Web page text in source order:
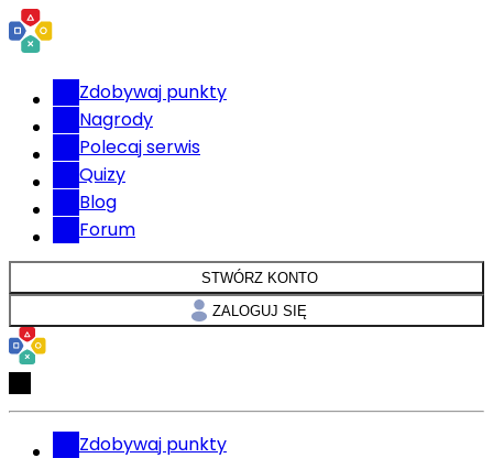
Zdobywaj punkty
Nagrody
Polecaj serwis
Quizy
Blog
Forum
STWÓRZ KONTO
ZALOGUJ SIĘ
Zdobywaj punkty